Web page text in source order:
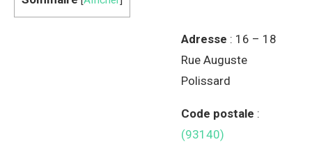
Adresse : 16 – 18
Rue Auguste
Polissard
Code postale :
(93140)